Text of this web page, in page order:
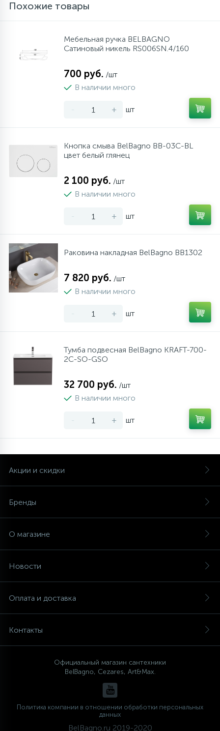
Похожие товары
Мебельная ручка BELBAGNO
Cатиновый никель RS006SN.4/160
700 руб. /шт
В наличии много
- + шт
Кнопка смыва BelBagno BB-03C-BL
цвет белый глянец
2 100 руб. /шт
В наличии много
- + шт
Раковина накладная BelBagno BB1302
7 820 руб. /шт
В наличии много
- + шт
Тумба подвесная BelBagno KRAFT-700-
2C-SO-GSO
32 700 руб. /шт
В наличии много
- + шт
Акции и скидки
Бренды
О магазине
Новости
Оплата и доставка
Контакты
Официальный магазин сантехники
BelBagno, Cezares, Art&Max.
Политика компании в отношении обработки персональных
данных
BelBagno.ru 2019-2020